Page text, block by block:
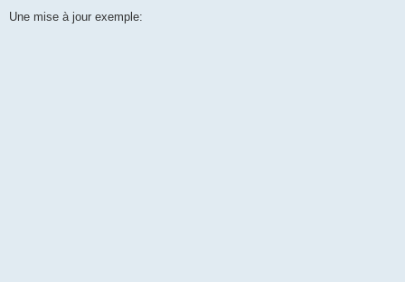
Une mise à jour exemple: